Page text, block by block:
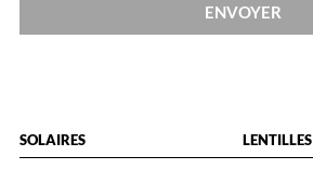
ENVOYER
SOLAIRES LENTILLES